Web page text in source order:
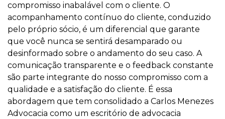
compromisso inabalável com o cliente. O
acompanhamento contínuo do cliente, conduzido
pelo próprio sócio, é um diferencial que garante
que você nunca se sentirá desamparado ou
desinformado sobre o andamento do seu caso. A
comunicação transparente e o feedback constante
são parte integrante do nosso compromisso com a
qualidade e a satisfação do cliente. É essa
abordagem que tem consolidado a Carlos Menezes
Advocacia como um escritório de advocacia